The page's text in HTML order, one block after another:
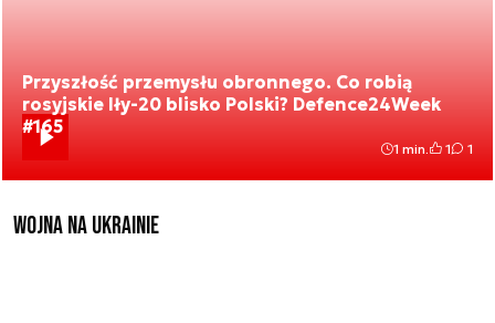
Przyszłość przemysłu obronnego. Co robią
rosyjskie Iły-20 blisko Polski? Defence24Week
#165
1 min. 1 1
Wojna na Ukrainie